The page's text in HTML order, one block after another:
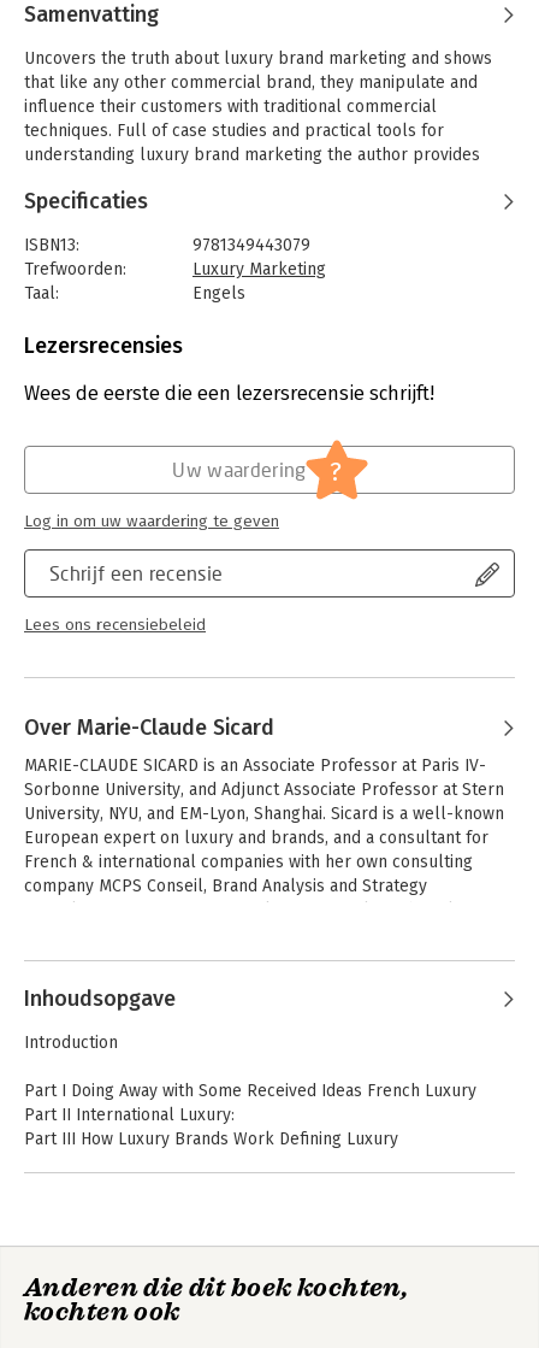
Samenvatting
Uncovers the truth about luxury brand marketing and shows
that like any other commercial brand, they manipulate and
influence their customers with traditional commercial
techniques. Full of case studies and practical tools for
understanding luxury brand marketing the author provides
strategy
Specificaties
ISBN13:
9781349443079
Trefwoorden:
Luxury Marketing
Taal:
Engels
Aantal pagina's:
Verschijningsdatum:
11-12-2013
Lezersrecensies
Wees de eerste die een lezersrecensie schrijft!
Schrijf een recensie
Lees ons recensiebeleid
Uw waardering ?
Log in om uw waardering te geven
Over Marie-Claude Sicard
MARIE-CLAUDE SICARD is an Associate Professor at Paris IV-
Sorbonne University, and Adjunct Associate Professor at Stern
University, NYU, and EM-Lyon, Shanghai. Sicard is a well-known
European expert on luxury and brands, and a consultant for
French & international companies with her own consulting
company MCPS Conseil, Brand Analysis and Strategy
Kellogg's, Porsche, Jaguar, Renault, Dior, Louis Vuitton, tourism
addition to the permanent teaching positions she holds at the
Sorbonne (Paris & Abu Dhabi), she lectures and consults
around the world, most often in the USA & Asia ( China, Japan,
India ), speaks at international seminars and conferences, and
is often interviewed in the media for her outspoken views on
branding and the luxury industry.
Andere boeken door Marie-Claude
Sicard
Luxury, Lies and
Marketing
Inhoudsopgave
Introduction
Part I Doing Away with Some Received Ideas French Luxury
Part II International Luxury:
Part III How Luxury Brands Work Defining Luxury
Anderen die dit boek kochten,
kochten ook